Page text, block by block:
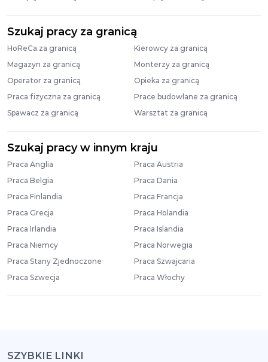
Szukaj pracy za granicą
HoReCa za granicą
Kierowcy za granicą
Magazyn za granicą
Monterzy za granicą
Operator za granicą
Opieka za granicą
Praca fizyczna za granicą
Prace budowlane za granicą
Spawacz za granicą
Warsztat za granicą
Szukaj pracy w innym kraju
Praca Anglia
Praca Austria
Praca Belgia
Praca Dania
Praca Finlandia
Praca Francja
Praca Grecja
Praca Holandia
Praca Irlandia
Praca Islandia
Praca Niemcy
Praca Norwegia
Praca Stany Zjednoczone
Praca Szwajcaria
Praca Szwecja
Praca Włochy
SZYBKIE LINKI